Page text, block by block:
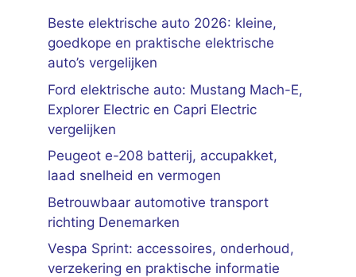
Beste elektrische auto 2026: kleine,
goedkope en praktische elektrische
auto’s vergelijken
Ford elektrische auto: Mustang Mach-E,
Explorer Electric en Capri Electric
vergelijken
Peugeot e-208 batterij, accupakket,
laad snelheid en vermogen
Betrouwbaar automotive transport
richting Denemarken
Vespa Sprint: accessoires, onderhoud,
verzekering en praktische informatie